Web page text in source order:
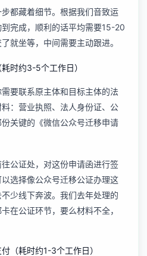
都藏着细节。根据我们音致运
完成，顺利的话平均需要15-20
就坐等，中间需要主动跟进。
时约3-5个工作日）
要联系原主体和目标主体的法
：营业执照、法人身份证、公
关键的《微信公众号迁移申请
公证处，对这份申请函进行签
选择像公众号迁移公证办理这
少线下奔波。我们去年处理的
在公证环节，要么材料不全，
（耗时约1-3个工作日）